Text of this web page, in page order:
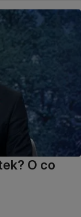
O co